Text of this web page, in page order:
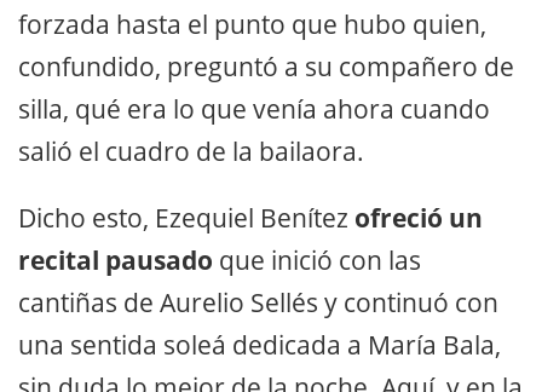
forzada hasta el punto que hubo quien,
confundido, preguntó a su compañero de
silla, qué era lo que venía ahora cuando
salió el cuadro de la bailaora.
Dicho esto, Ezequiel Benítez ofreció un
recital pausado que inició con las
cantiñas de Aurelio Sellés y continuó con
una sentida soleá dedicada a María Bala,